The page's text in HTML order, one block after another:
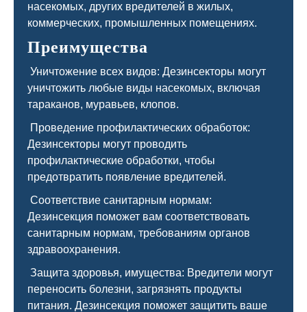
насекомых, других вредителей в жилых,
коммерческих, промышленных помещениях.
Преимущества
Уничтожение всех видов: Дезинсекторы могут
уничтожить любые виды насекомых, включая
тараканов, муравьев, клопов.
Проведение профилактических обработок:
Дезинсекторы могут проводить
профилактические обработки, чтобы
предотвратить появление вредителей.
Соответствие санитарным нормам:
Дезинсекция поможет вам соответствовать
санитарным нормам, требованиям органов
здравоохранения.
Защита здоровья, имущества: Вредители могут
переносить болезни, загрязнять продукты
питания. Дезинсекция поможет защитить ваше